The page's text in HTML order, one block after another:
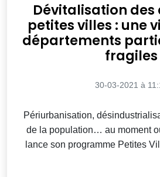
Dévitalisation des
petites villes : une
départements
fragiles
30-03-2021 à
Périurbanisation,
de la population… au moment
lance son programme Petites